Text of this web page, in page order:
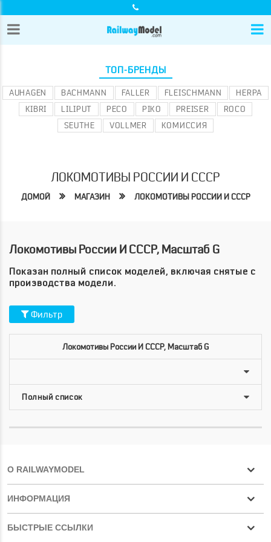
ТОП-БРЕНДЫ
AUHAGEN BACHMANN FALLER FLEISCHMANN
HERPA
KIBRI
LILIPUT PECO PIKO PREISER
ROCO
SEUTHE
VOLLMER КОМИССИЯ
ЛОКОМОТИВЫ РОССИИ И СССР
ДОМОЙ МАГАЗИН ЛОКОМОТИВЫ РОССИИ И СССР
Локомотивы России И СССР, Масштаб G
Показан полный список моделей, включая снятые с
производства модели.
Фильтр
Локомотивы России И СССР, Масштаб G
О RAILWAYMODEL
ИНФОРМАЦИЯ
БЫСТРЫЕ ССЫЛКИ